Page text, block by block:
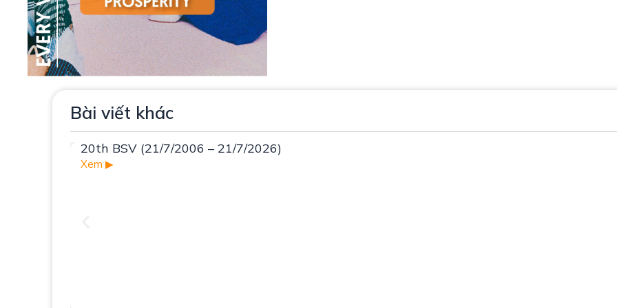
Bài viết khác
20th BSV (21/7/2006 – 21/7/2026)
Xem ▶︎